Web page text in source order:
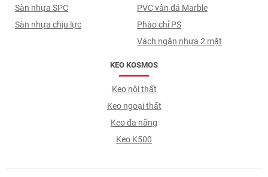
PVC vân đá Marble
Phào chỉ PS
Vách ngăn nhựa 2 mặt
Sàn nhựa SPC
Sàn nhựa chịu lực
KEO KOSMOS
Keo nội thất
Keo ngoại thất
Keo đa năng
Keo K500